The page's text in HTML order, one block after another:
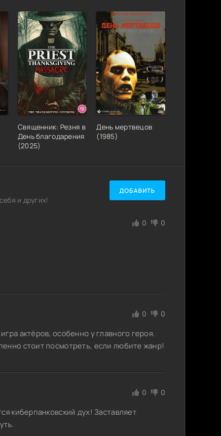
Священник: Резня в
День благодарения
(2025)
День мертвецов
(1985)
и других!
ДОБАВИТЬ
0 0
0 0
актёров, особенно у главного героя.
стоит посмотреть, если любите жанр!
0 0
киберпанковский дух! Заставляет